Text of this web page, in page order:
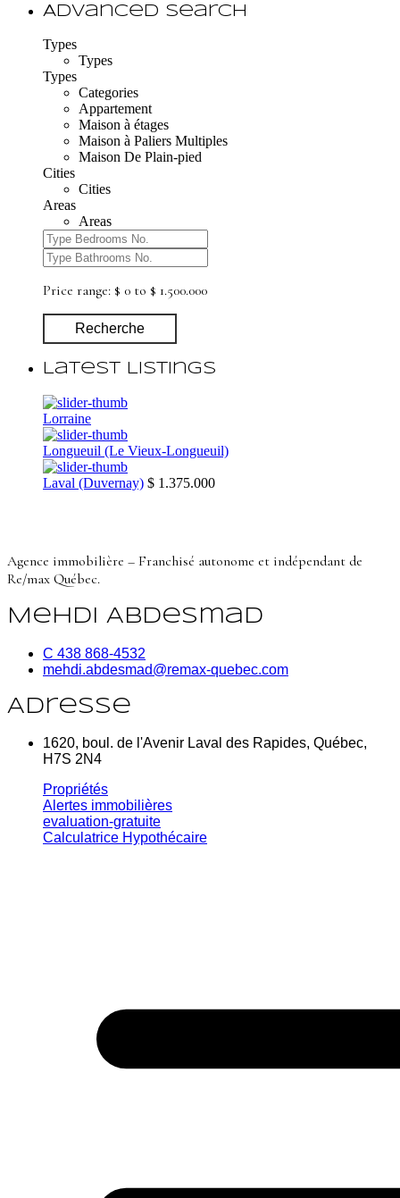
Advanced Search
Types
Types
Types
Categories
Appartement
Maison à étages
Maison à Paliers Multiples
Maison De Plain-pied
Cities
Cities
Areas
Areas
Price range: $ 0 to $ 1.500.000
Recherche
Latest Listings
Lorraine
Longueuil (Le Vieux-Longueuil)
Laval (Duvernay) $ 1.375.000
Agence immobilière – Franchisé autonome et indépendant de
Re/max Québec.
Mehdi Abdesmad
C 438 868-4532
mehdi.abdesmad@remax-quebec.com
Adresse
1620, boul. de l'Avenir Laval des Rapides, Québec,
H7S 2N4
Propriétés
Alertes immobilières
evaluation-gratuite
Calculatrice Hypothécaire